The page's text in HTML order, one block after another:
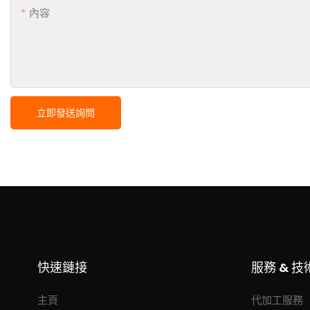
內容
立即發送詢問
快速鏈接
主頁
服務 & 技
代加工服務